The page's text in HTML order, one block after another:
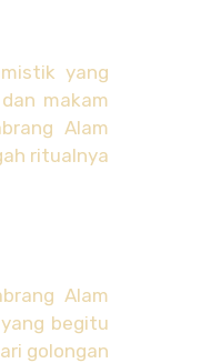
yang
makam
Alam
ritualnya
Alam
begitu
golongan